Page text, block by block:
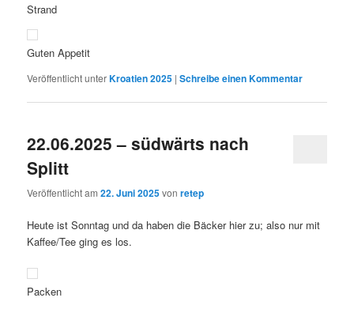
Strand
Guten Appetit
Veröffentlicht unterKroatien 2025 |Schreibe einen Kommentar
22.06.2025 – südwärts nach
Splitt
Veröffentlicht am22. Juni 2025vonretep
Heute ist Sonntag und da haben die Bäcker hier zu; also nur mit
Kaffee/Tee ging es los.
Packen